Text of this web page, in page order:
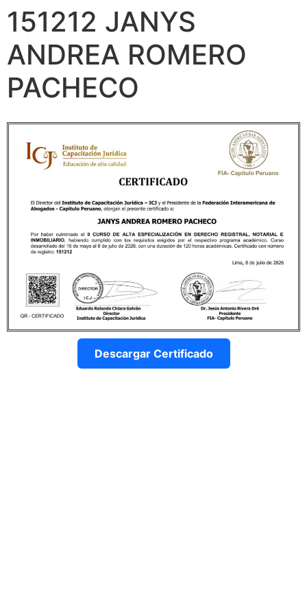
151212 JANYS
ANDREA ROMERO
PACHECO
Descargar Certificado